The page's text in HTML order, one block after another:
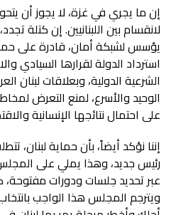
إن ما يجري في غزة، لا يجوز أن
لانقسام بين اللبنانيين. إن كتلة
يؤسس لشبكة أمان، قادرة على
استرداد الدولة لقرارها السيادي
الشرعية الدولية، وبعلاقات لبنان
الوحيد والأسرع، لمنع التعرض
على احتمال نتائجها الإنسانية
إننا نؤكد أيضاً، بأن حماية لبنان،
رئيس جديد، وهذا يملي على المجلس
عبر تحديد جلسات ودورات
ويترجم المجلس هذا الواجب